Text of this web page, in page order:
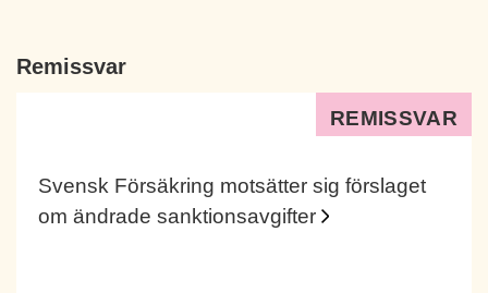
Remissvar
REMISSVAR
Svensk Försäkring motsätter sig förslaget
om ändrade sanktionsavgifter